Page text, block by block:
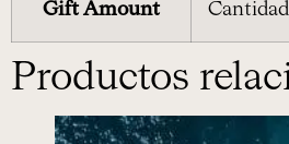
Gift Amount
Productos